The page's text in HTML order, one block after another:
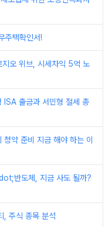
주택확인서!
오 위브, 시세차익 5억 노
ISA 출금과 서민형 절세 총
약 준비 지금 해야 하는 이
반도체, 지금 사도 될까?
, 주식 종목 분석